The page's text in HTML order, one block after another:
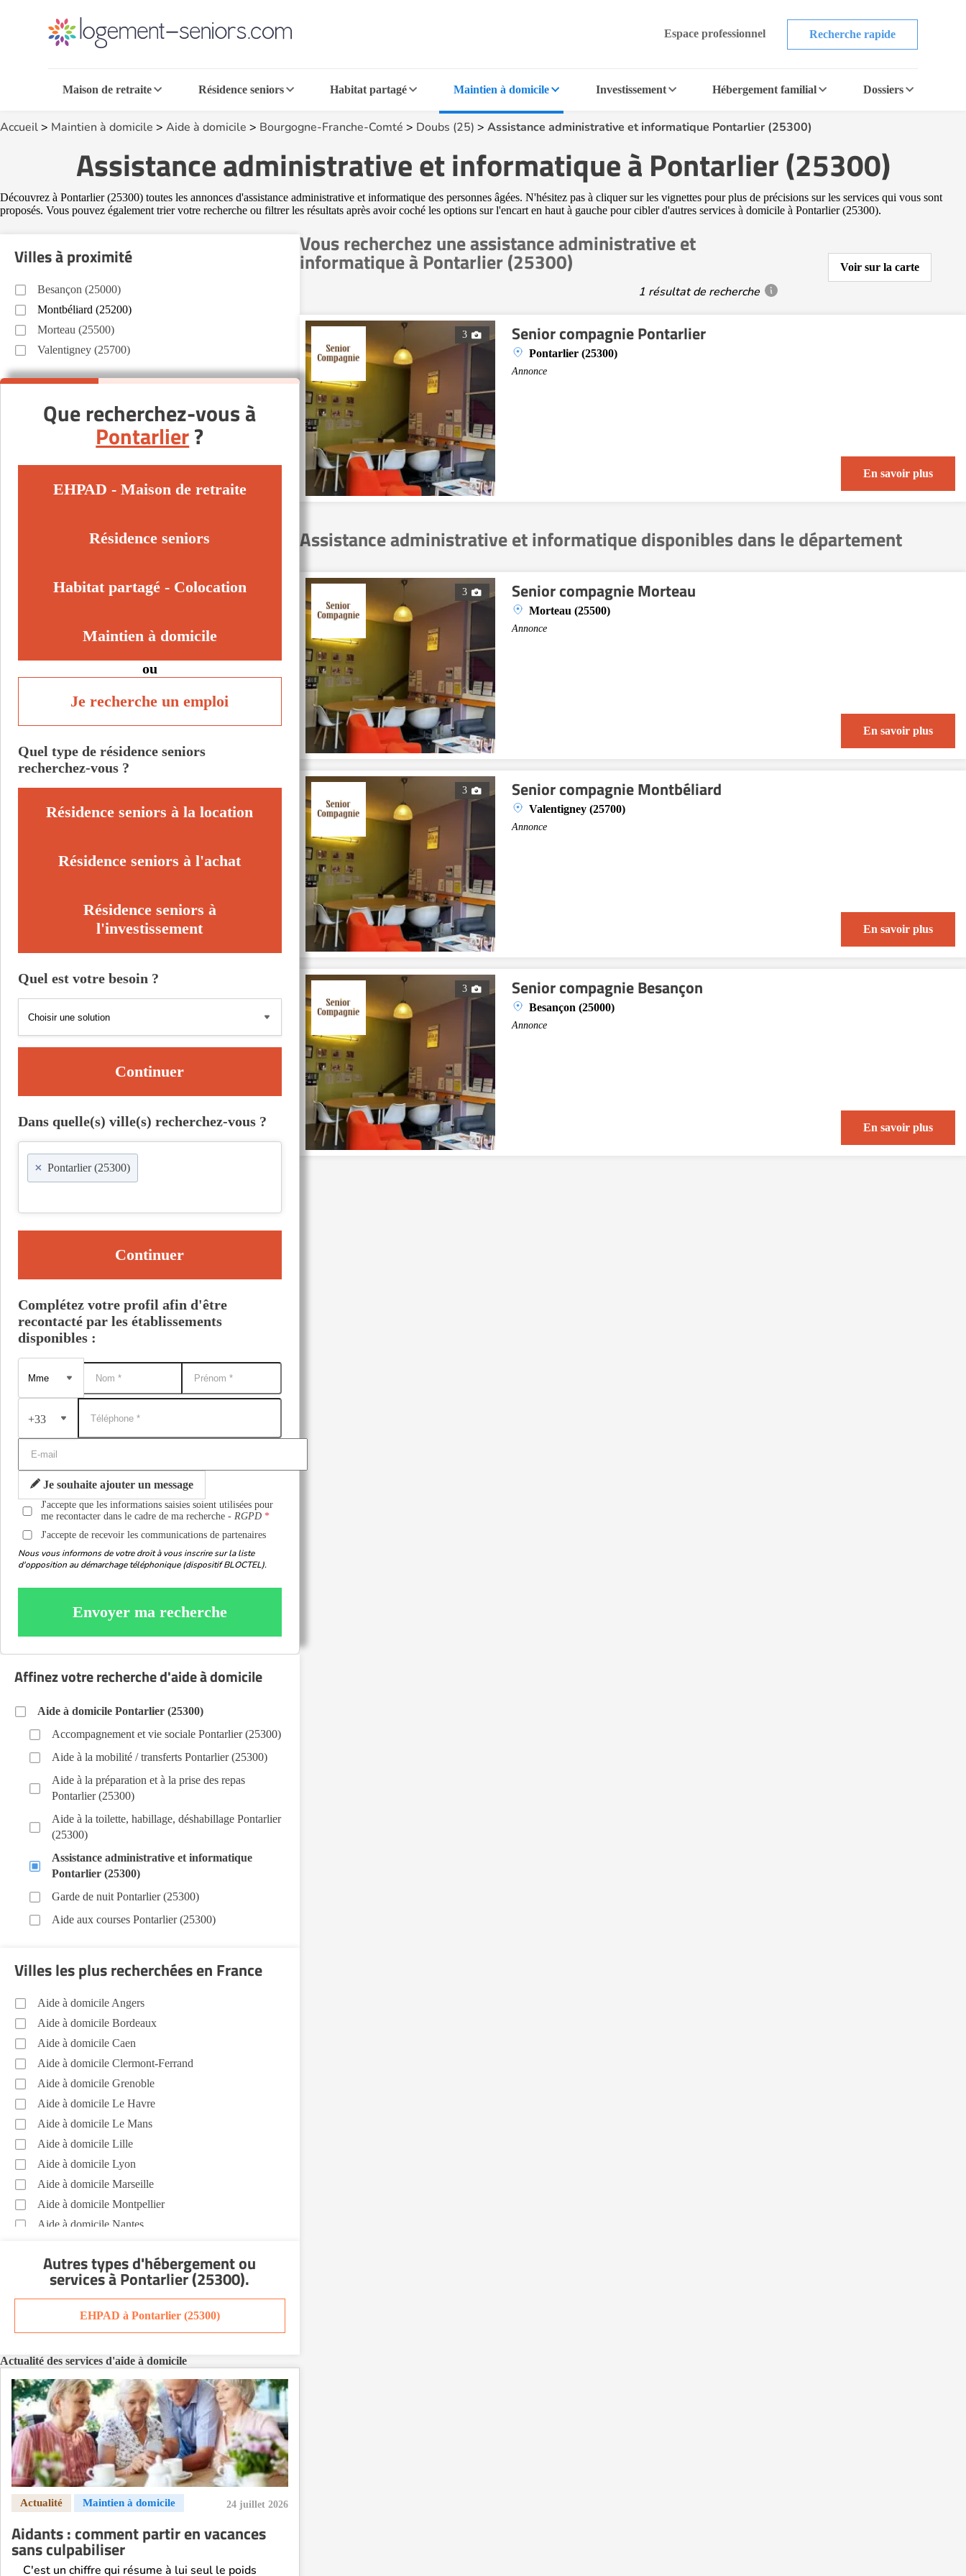
Espace professionnel Recherche rapide
Maison de retraite Résidence seniors Habitat partagé Maintien à domicile Investissement Hébergement familial Dossiers
Accueil> Maintien à domicile > Aide à domicile > Bourgogne-Franche-Comté > Doubs (25) > Assistance administrative et informatique Pontarlier (25300)
Assistance administrative et informatique à Pontarlier (25300)
Découvrez à Pontarlier (25300) toutes les annonces d'assistance administrative et informatique des personnes âgées. N'hésitez pas à cliquer sur les vignettes pour plus de précisions sur les services qui vous sont
proposés. Vous pouvez également trier votre recherche ou filtrer les résultats après avoir coché les options sur l'encart en haut à gauche pour cibler d'autres services à domicile à Pontarlier (25300).
Vous recherchez une assistance administrative et
informatique à Pontarlier (25300)
1 résultat de recherche
Voir sur la carte
3 Senior compagnie Pontarlier
Pontarlier (25300)
Annonce
En savoir plus
Assistance administrative et informatique disponibles dans le département
3 Senior compagnie Morteau
Morteau (25500)
Annonce
En savoir plus
3 Senior compagnie Montbéliard
Valentigney (25700)
Annonce
En savoir plus
3 Senior compagnie Besançon
Besançon (25000)
Annonce
En savoir plus
Villes à proximité
Besançon (25000)
Montbéliard (25200)
Morteau (25500)
Valentigney (25700)
Que recherchez-vous à
Pontarlier?
EHPAD - Maison de retraite
Résidence seniors
Habitat partagé - Colocation
Maintien à domicile
ou
Je recherche un emploi
Quel type de résidence seniors
recherchez-vous ?
Résidence seniors à la location
Résidence seniors à l'achat
Résidence seniors à
l'investissement
Quel est votre besoin ?
Continuer
Dans quelle(s) ville(s) recherchez-vous ?
× Pontarlier (25300)
Continuer
Complétez votre profil afin d'être
recontacté par les établissements
disponibles :
+33
Je souhaite ajouter un message
J'accepte que les informations saisies soient utilisées pour
me recontacter dans le cadre de ma recherche -RGPD
J'accepte de recevoir les communications de partenaires
Nous vous informons de votre droit à vous inscrire sur la liste
d'opposition au démarchage téléphonique (dispositif BLOCTEL).
Envoyer ma recherche
Affinez votre recherche d'aide à domicile
Aide à domicile Pontarlier (25300)
Accompagnement et vie sociale Pontarlier (25300)
Aide à la mobilité / transferts Pontarlier (25300)
Aide à la préparation et à la prise des repas
Pontarlier (25300)
Aide à la toilette, habillage, déshabillage Pontarlier
(25300)
Assistance administrative et informatique
Pontarlier (25300)
Garde de nuit Pontarlier (25300)
Aide aux courses Pontarlier (25300)
Sorties (promenades, rendez-vous médicaux...)
Pontarlier (25300)
Villes les plus recherchées en France
Aide à domicile Angers
Aide à domicile Bordeaux
Aide à domicile Caen
Aide à domicile Clermont-Ferrand
Aide à domicile Grenoble
Aide à domicile Le Havre
Aide à domicile Le Mans
Aide à domicile Lille
Aide à domicile Lyon
Aide à domicile Marseille
Aide à domicile Montpellier
Aide à domicile Nantes
Aide à domicile Nîmes
Aide à domicile Orléans
Aide à domicile Saint-Etienne
Aide à domicile Toulouse
Recherche par ville
Autres types d'hébergement ou
servicesà Pontarlier (25300).
EHPAD à Pontarlier (25300)
Actualité des services d'aide à domicile
24 juillet 2026
Aidants : comment partir en vacances
sans culpabiliser
C'est un chiffre qui résume à lui seul le poids